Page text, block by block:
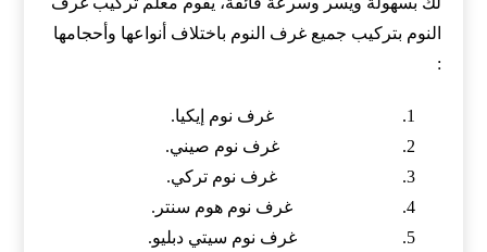
النوم بتركيب جميع غرف النوم باختلاف أنواعها وأحجامها
:
غرف نوم إيكيا.
غرف نوم صيني.
غرف نوم تركي.
غرف نوم هوم سنتر.
غرف نوم سيتي دبليو.